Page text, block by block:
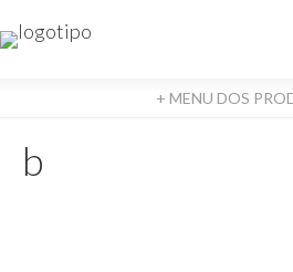
+ MENU DOS
b